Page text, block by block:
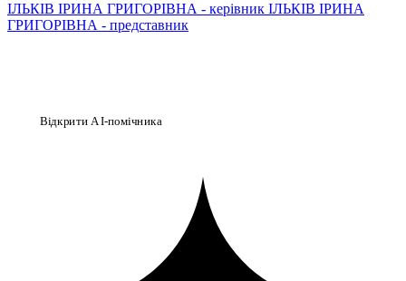
ІЛЬКІВ ІРИНА ГРИГОРІВНА - керівник ІЛЬКІВ ІРИНА
ГРИГОРІВНА - представник
Відкрити AI-помічника